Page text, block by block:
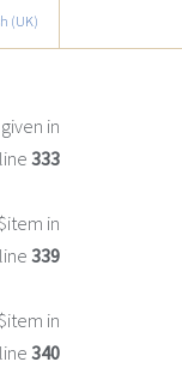
in
333
in
339
in
340